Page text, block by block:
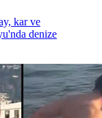
kar ve
denize